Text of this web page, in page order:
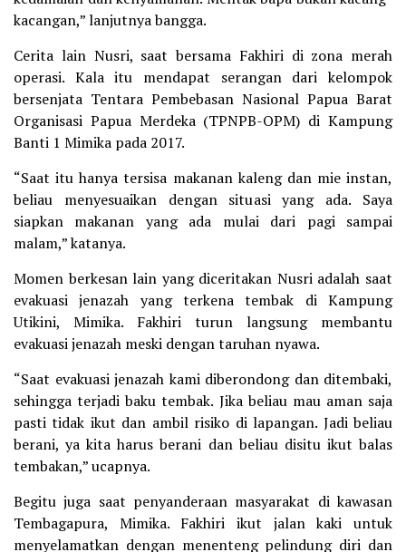
kacangan,” lanjutnya bangga.
Cerita lain Nusri, saat bersama Fakhiri di zona merah
operasi. Kala itu mendapat serangan dari kelompok
bersenjata Tentara Pembebasan Nasional Papua Barat
Organisasi Papua Merdeka (TPNPB-OPM) di Kampung
Banti 1 Mimika pada 2017.
“Saat itu hanya tersisa makanan kaleng dan mie instan,
beliau menyesuaikan dengan situasi yang ada. Saya
siapkan makanan yang ada mulai dari pagi sampai
malam,” katanya.
Momen berkesan lain yang diceritakan Nusri adalah saat
evakuasi jenazah yang terkena tembak di Kampung
Utikini, Mimika. Fakhiri turun langsung membantu
evakuasi jenazah meski dengan taruhan nyawa.
“Saat evakuasi jenazah kami diberondong dan ditembaki,
sehingga terjadi baku tembak. Jika beliau mau aman saja
pasti tidak ikut dan ambil risiko di lapangan. Jadi beliau
berani, ya kita harus berani dan beliau disitu ikut balas
tembakan,” ucapnya.
Begitu juga saat penyanderaan masyarakat di kawasan
Tembagapura, Mimika. Fakhiri ikut jalan kaki untuk
menyelamatkan dengan menenteng pelindung diri dan